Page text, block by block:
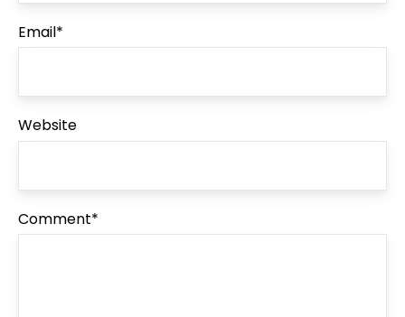
Email*
Website
Comment*